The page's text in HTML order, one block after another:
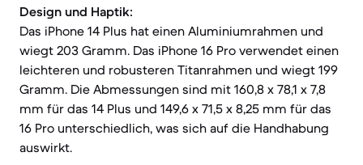
Design und Haptik:
Das iPhone 14 Plus hat einen Aluminiumrahmen und
wiegt 203 Gramm. Das iPhone 16 Pro verwendet einen
leichteren und robusteren Titanrahmen und wiegt 199
Gramm. Die Abmessungen sind mit 160,8 x 78,1 x 7,8
mm für das 14 Plus und 149,6 x 71,5 x 8,25 mm für das
16 Pro unterschiedlich, was sich auf die Handhabung
auswirkt.